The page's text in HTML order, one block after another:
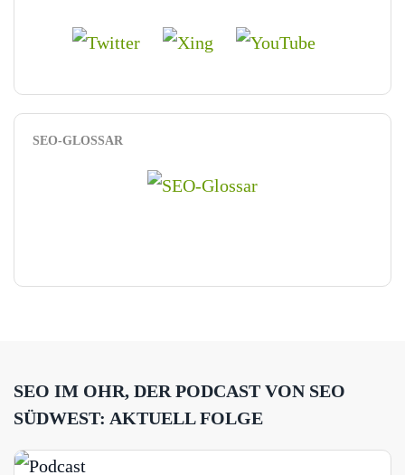
SEO-GLOSSAR
SEO IM OHR, DER PODCAST VON SEO
SÜDWEST: AKTUELL FOLGE